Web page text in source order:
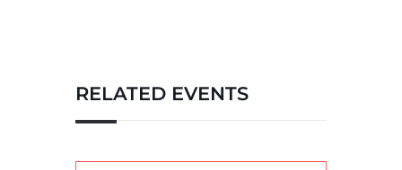
RELATED EVENTS